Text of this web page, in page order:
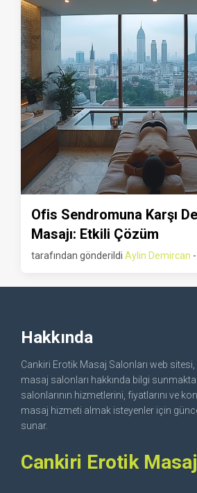
Ofis Sendromuna Karşı
Masajı: Etkili Çözüm
tarafından gönderildi Aylin Demircan
Hakkında
Cankiri Erotik Masaj Salonları web
masaj salonları hakkında bilgi
salonlarının hizmetlerini, fiyatlarını ve
masaj hizmeti almak isteyenler için
sunar.
Cankiri Erotik